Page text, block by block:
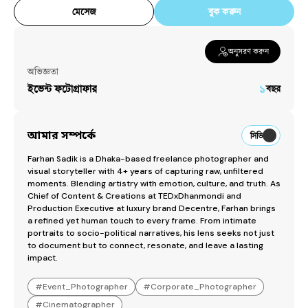
মেসেজ বুক করুন
অনুসরণ করুন
অভিজ্ঞতা
ইভেন্ট ফটোগ্রাফার ১বছর
আমার সম্পর্কে সিভি
Farhan Sadik is a Dhaka-based freelance photographer and
visual storyteller with 4+ years of capturing raw, unfiltered
moments. Blending artistry with emotion, culture, and truth. As
Chief of Content & Creations at TEDxDhanmondi and
Production Executive at luxury brand Decentre, Farhan brings
a refined yet human touch to every frame. From intimate
portraits to socio-political narratives, his lens seeks not just
to document but to connect, resonate, and leave a lasting
impact.
#Event_Photographer #Corporate_Photographer
#Cinematographer